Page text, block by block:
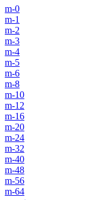
m-0
m-1
m-2
m-3
m-4
m-5
m-6
m-8
m-10
m-12
m-16
m-20
m-24
m-32
m-40
m-48
m-56
m-64